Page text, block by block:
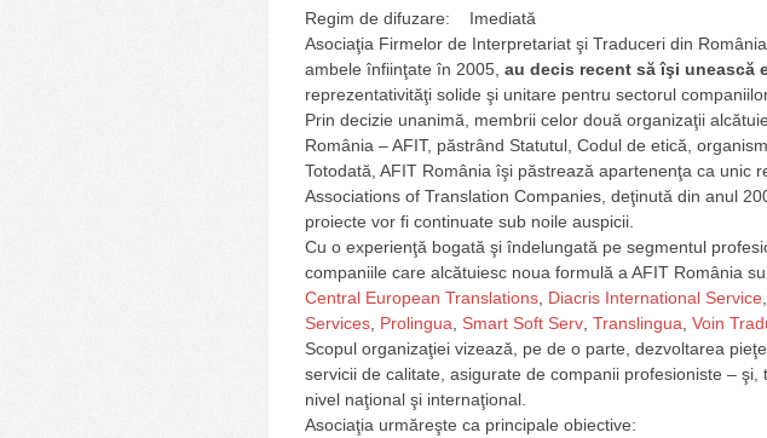
Regim de difuzare: Imediată
Asociaţia Firmelor de Interpretariat şi Traduceri din
ambele înfiinţate în 2005, au decis recent să îşi unească
reprezentativităţi solide şi unitare pentru sectorul
Prin decizie unanimă, membrii celor două organizaţii
România – AFIT, păstrând Statutul, Codul de etică,
Totodată, AFIT România îşi păstrează apartenenţa ca unic
Associations of Translation Companies, deţinută din anul
proiecte vor fi continuate sub noile auspicii.
Cu o experienţă bogată şi îndelungată pe segmentul
companiile care alcătuiesc noua formulă a AFIT România
Central European Translations Diacris International Service
Services Prolingua Smart Soft Serv Translingua Voin
Scopul organizaţiei vizează, pe de o parte, dezvoltarea
servicii de calitate, asigurate de companii profesioniste –
nivel naţional şi internaţional.
Asociaţia urmăreşte ca principale obiective: